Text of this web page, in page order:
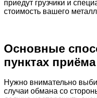
приедут грузчики и
стоимость вашего
Основные
пунктах приёма
Нужно внимательно
случаи обмана со